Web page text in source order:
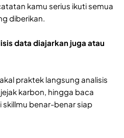
kamu serius ikuti semua
diberikan.
data diajarkan juga atau
praktek langsung analisis
karbon, hingga baca
skillmu benar-benar siap